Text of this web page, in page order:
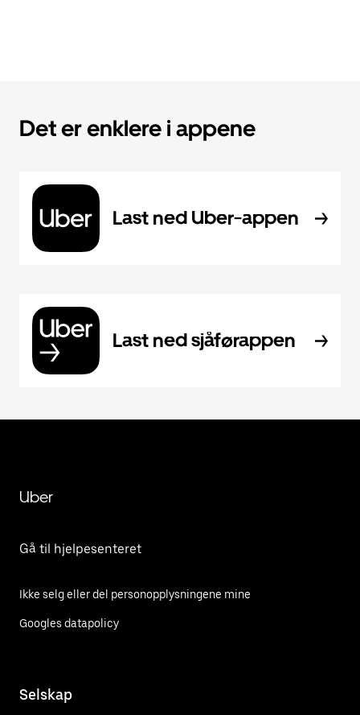
Det er enklere i appene
Last ned Uber-appen
Last ned sjåførappen
Uber
Gå til hjelpesenteret
Ikke selg eller del personopplysningene mine
Googles datapolicy
Selskap